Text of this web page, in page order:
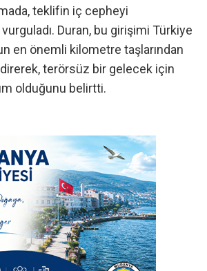
teklifin iç cepheyi
Duran, bu girişimi Türkiye
en önemli kilometre taşlarından
terörsüz bir gelecek için
olduğunu belirtti.